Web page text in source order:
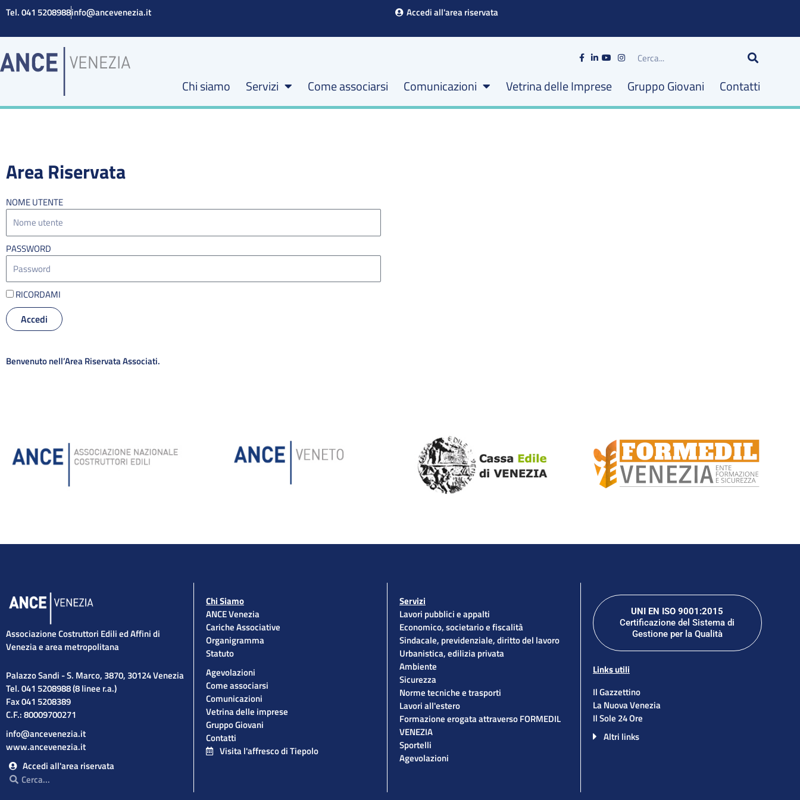
Vai
contenuto
Tel. 041 5208988info@ancevenezia.it Accedi all'area riservata
Chi siamo Servizi Come associarsi Comunicazioni Vetrina delle Imprese Gruppo Giovani Contatti
Area Riservata
NOME UTENTE
PASSWORD
RICORDAMI
Accedi
Benvenuto nell’Area Riservata Associati.
Associazione Costruttori Edili ed Affini di
Venezia e area metropolitana
Palazzo Sandi - S. Marco, 3870, 30124 Venezia
Tel. 041 5208988 (8 linee r.a.)
Fax 041 5208389
C.F.: 80009700271
info@ancevenezia.it
www.ancevenezia.it
Accedi all'area riservata
Cerca
Cerca
Chi Siamo
ANCE Venezia
Cariche Associative
Organigramma
Statuto
Agevolazioni
Come associarsi
Comunicazioni
Vetrina delle imprese
Gruppo Giovani
Contatti
Visita l'affresco di Tiepolo
Servizi
Lavori pubblici e appalti
Economico, societario e fiscalità
Sindacale, previdenziale, diritto del lavoro
Urbanistica, edilizia privata
Ambiente
Sicurezza
Norme tecniche e trasporti
Lavori all'estero
Formazione erogata attraverso FORMEDIL
VENEZIA
Sportelli
Agevolazioni
UNI EN ISO 9001:2015
Certificazione del Sistema di
Gestione per la Qualità
Links utili
Il Gazzettino
La Nuova Venezia
Il Sole 24 Ore
Altri links